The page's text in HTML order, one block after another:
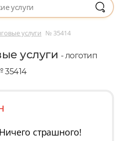
услуги № 35414
услуги - логотип
35414
страшного!